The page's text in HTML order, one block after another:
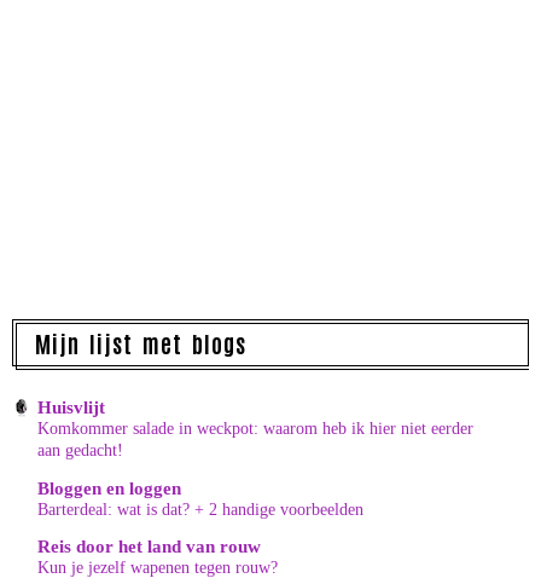
Mijn lijst met blogs
Huisvlijt
Komkommer salade in weckpot: waarom heb ik hier niet eerder
aan gedacht!
Bloggen en loggen
Barterdeal: wat is dat? + 2 handige voorbeelden
Reis door het land van rouw
Kun je jezelf wapenen tegen rouw?